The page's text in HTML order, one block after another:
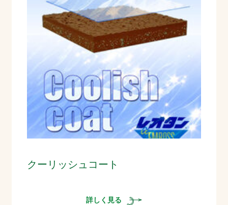
クーリッシュコート
詳しく見る